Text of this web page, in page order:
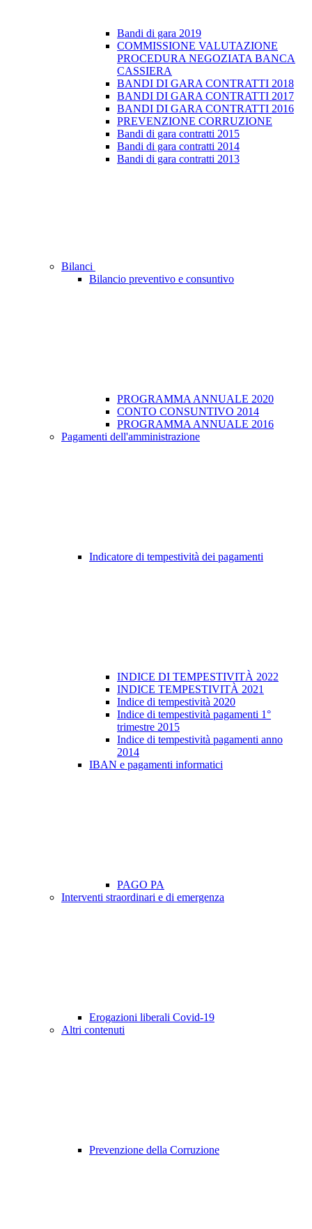
Bandi di gara 2019
COMMISSIONE VALUTAZIONE
PROCEDURA NEGOZIATA BANCA
CASSIERA
BANDI DI GARA CONTRATTI 2018
BANDI DI GARA CONTRATTI 2017
BANDI DI GARA CONTRATTI 2016
PREVENZIONE CORRUZIONE
Bandi di gara contratti 2015
Bandi di gara contratti 2014
Bandi di gara contratti 2013
Bilanci
Bilancio preventivo e consuntivo
PROGRAMMA ANNUALE 2020
CONTO CONSUNTIVO 2014
PROGRAMMA ANNUALE 2016
Pagamenti dell'amministrazione
Indicatore di tempestività dei pagamenti
INDICE DI TEMPESTIVITÀ 2022
INDICE TEMPESTIVITÀ 2021
Indice di tempestività 2020
Indice di tempestività pagamenti 1°
trimestre 2015
Indice di tempestività pagamenti anno
2014
IBAN e pagamenti informatici
PAGO PA
Interventi straordinari e di emergenza
Erogazioni liberali Covid-19
Altri contenuti
Prevenzione della Corruzione